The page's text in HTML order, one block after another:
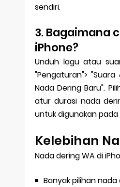
sendiri.
3. Bagaimana
iPhone?
Unduh lagu atau
"Pengaturan">
Nada Dering Baru".
atur durasi nada
untuk digunakan pada
Kelebihan
Nada dering WA di
Banyak pilihan